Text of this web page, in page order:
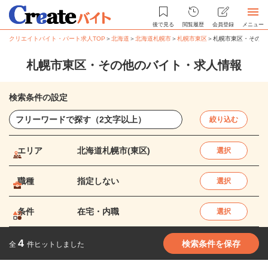
後で見る 閲覧履歴 会員登録 メニュー
クリエイトバイト・パート求人TOP ＞北海道 ＞北海道札幌市＞札幌市東区＞札幌市東区・その
札幌市東区・その他のバイト・求人情報
検索条件の設定
絞り込む
エリア 北海道札幌市(東区) 選択
職種 指定しない 選択
条件 在宅・内職 選択
全 4 件ヒットしました 検索条件を保存